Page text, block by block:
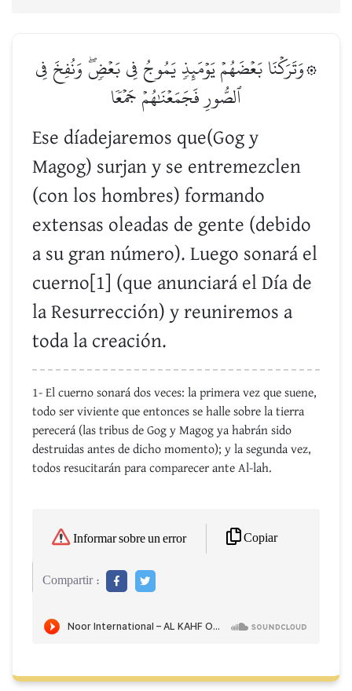
۞وَتَرَكۡنَا بَعۡضَهُمۡ يَوۡمَئِذٖ يَمُوجُ فِي بَعۡضٖۖ وَنُفِخَ فِي
ٱلصُّورِ فَجَمَعۡنَٰهُمۡ جَمۡعٗا
Ese díadejaremos que(Gog y
Magog) surjan y se entremezclen
(con los hombres) formando
extensas oleadas de gente (debido
a su gran número). Luego sonará el
cuerno[1] (que anunciará el Día de
la Resurrección) y reuniremos a
toda la creación.
1- El cuerno sonará dos veces: la primera vez que suene,
todo ser viviente que entonces se halle sobre la tierra
perecerá (las tribus de Gog y Magog ya habrán sido
destruidas antes de dicho momento); y la segunda vez,
todos resucitarán para comparecer ante Al-lah.
Informar sobre un error Copiar
Compartir :